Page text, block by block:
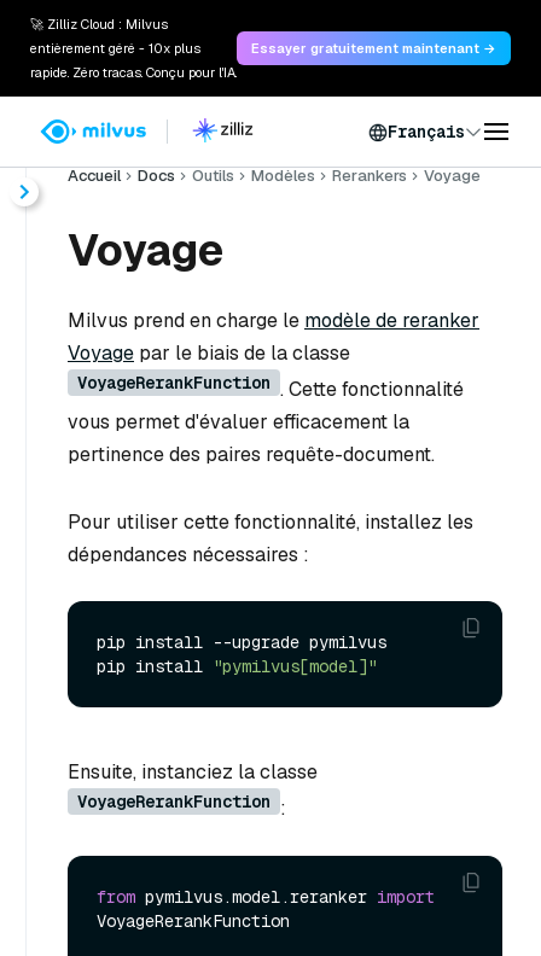
🚀 Zilliz Cloud : Milvus
entièrement géré - 10x plus
rapide. Zéro tracas. Conçu pour l'IA.
Essayer gratuitement maintenant →
Français
Accueil Docs Outils Modèles Rerankers Voyage
Voyage
Milvus prend en charge le modèle de reranker
Voyage par le biais de la classe
VoyageRerankFunction . Cette fonctionnalité
vous permet d'évaluer efficacement la
pertinence des paires requête-document.
Pour utiliser cette fonctionnalité, installez les
dépendances nécessaires :
pip install --upgrade pymilvus
pip install "pymilvus[model]"
Ensuite, instanciez la classe
VoyageRerankFunction :
from pymilvus.model.reranker import
VoyageRerankFunction